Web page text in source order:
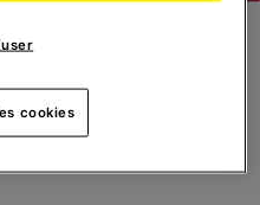
de
et
cookies